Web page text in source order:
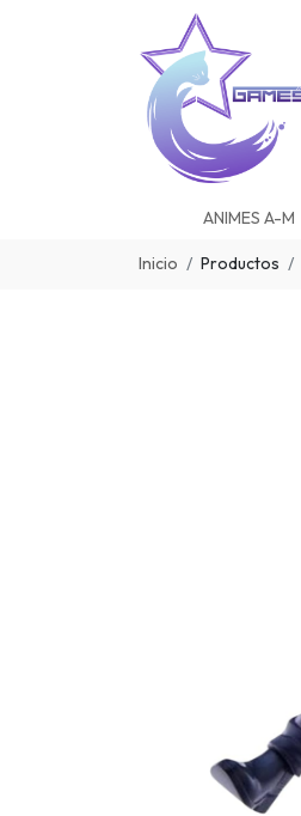
ANIMES A-M
Inicio Productos